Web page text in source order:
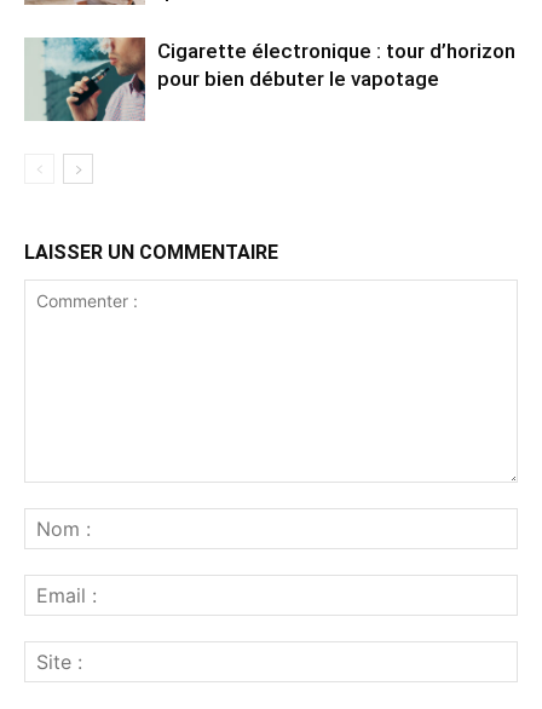
Cigarette électronique : tour d’horizon
pour bien débuter le vapotage
LAISSER UN COMMENTAIRE